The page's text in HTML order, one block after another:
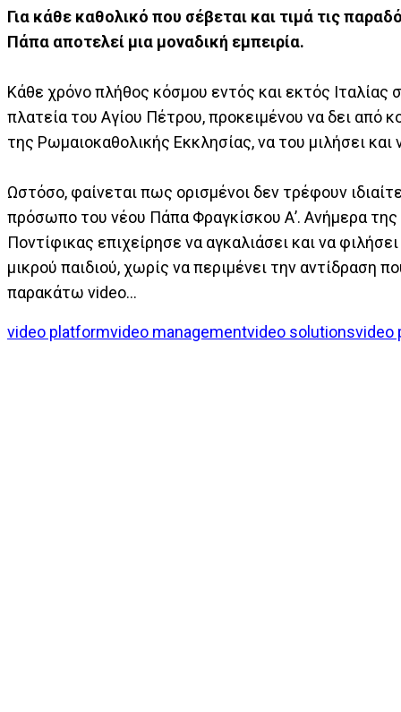
Για κάθε καθολικό που σέβεται και τιμά τις
Πάπα αποτελεί μια μοναδική εμπειρία.
Κάθε χρόνο πλήθος κόσμου εντός και εκτός Ιταλίας
πλατεία του Αγίου Πέτρου, προκειμένου να δει από
της Ρωμαιοκαθολικής Εκκλησίας, να του μιλήσει και
Ωστόσο, φαίνεται πως ορισμένοι δεν τρέφουν
πρόσωπο του νέου Πάπα Φραγκίσκου Α’. Ανήμερα
Ποντίφικας επιχείρησε να αγκαλιάσει και να
μικρού παιδιού, χωρίς να περιμένει την αντίδραση
παρακάτω video…
video platformvideo managementvideo solutionsvideo